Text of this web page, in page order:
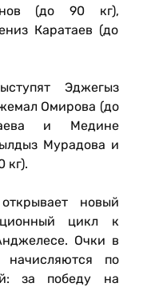
(до 90 кг),
Каратаев (до
Эджегыз
Омирова (до
и Медине
Мурадова и
кг).
новый
цикл к
Очки в
по
за победу на